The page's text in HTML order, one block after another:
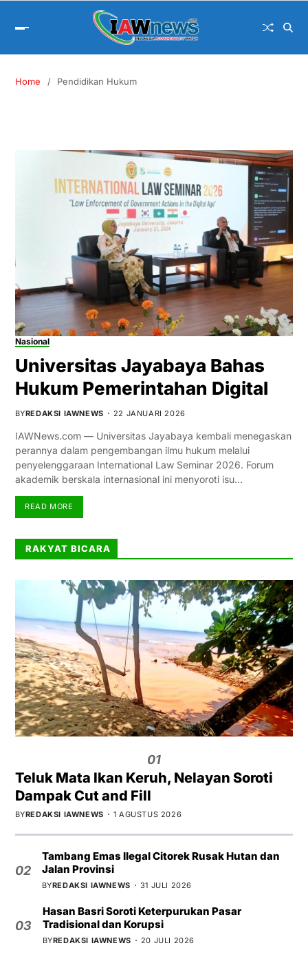
Home Pendidikan Hukum
Nasional
Universitas Jayabaya Bahas
Hukum Pemerintahan Digital
BYREDAKSI IAWNEWS 22 JANUARI 2026
IAWNews.com — Universitas Jayabaya kembali menegaskan
perannya dalam pengembangan ilmu hukum melalui
penyelenggaraan International Law Seminar 2026. Forum
akademik berskala internasional ini menyoroti isu…
READ MORE
RAKYAT BICARA
01
Teluk Mata Ikan Keruh, Nelayan Soroti
Dampak Cut and Fill
BYREDAKSI IAWNEWS 1 AGUSTUS 2026
02
Tambang Emas Ilegal Citorek Rusak Hutan dan
Jalan Provinsi
BYREDAKSI IAWNEWS 31 JULI 2026
03
Hasan Basri Soroti Keterpurukan Pasar
Tradisional dan Korupsi
BYREDAKSI IAWNEWS 20 JULI 2026